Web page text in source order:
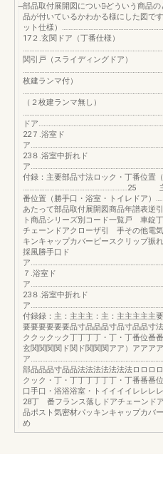
部品取付展開図について̶どういう商品
品が付いているかわかる様にした図で
ット仕様）
17２.玄関ドア（丁番仕様）
関引戸（スライディングドア）
枚建ランマ付）
（２枚建ランマ無し）
ドア
22７.浴室ド
ア
23８.浴室中折れド
ア
付録：主要部品寸法ロック・丁番位置（
………………………………………………………25 主
番位置（勝手口・浴室・トイレドア）
あたって部品取付展開図商品年譜表逆
ト商品シリーズ別コード一覧戸 車錠
チェーンドアクローザ引 手その他電
キンキャップカバーピースクリップ振
採風勝手口ド
ア
７.浴室ド
ア
23８.浴室中折れド
ア
付録録：主：主主主：主：主主主主主
要要要要要要品寸品品品寸品寸品品寸
ククックック丁丁丁丁・丁・丁番位番
玄関関関関ド関ド関関関アア）アアア
ア
部品品品寸品品法法法法法法法ロロロ
クック・丁・丁丁丁丁丁丁・丁番番番
口手口・浴浴浴室・トイイイイレレ
28丁 番フランス落しドアチェーンド
品ポスト気密材パッキンキャップカバ
め